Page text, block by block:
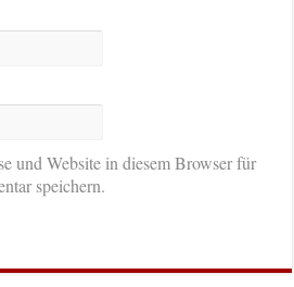
und Website in diesem Browser für
speichern.